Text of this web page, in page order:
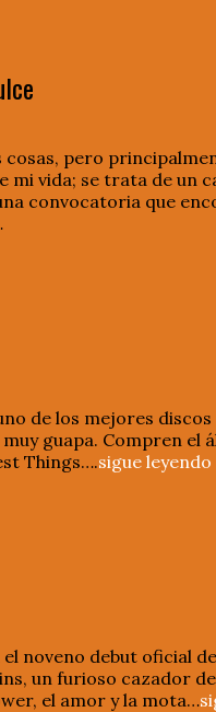
cosas, pero
mi vida; se trata de un
convocatoria que
de los mejores
guapa. Compren
Things….sigue leyendo
el noveno debut oficial
un furioso cazador
el amor y la mota…